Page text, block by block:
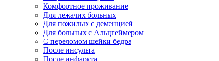
Комфортное проживание
Для лежачих больных
Для пожилых с деменцией
Для больных с Альцгеймером
С переломом шейки бедра
После инсульта
После инфаркта